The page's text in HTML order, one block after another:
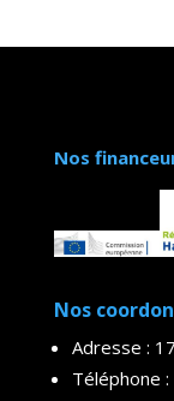
Nos
Nos
Adresse :
Téléphone :